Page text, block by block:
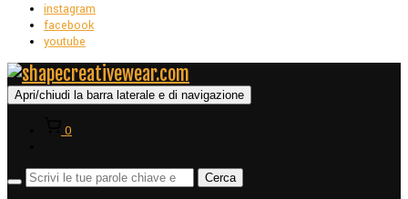
instagram
facebook
youtube
Apri/chiudi la barra laterale e di navigazione
0